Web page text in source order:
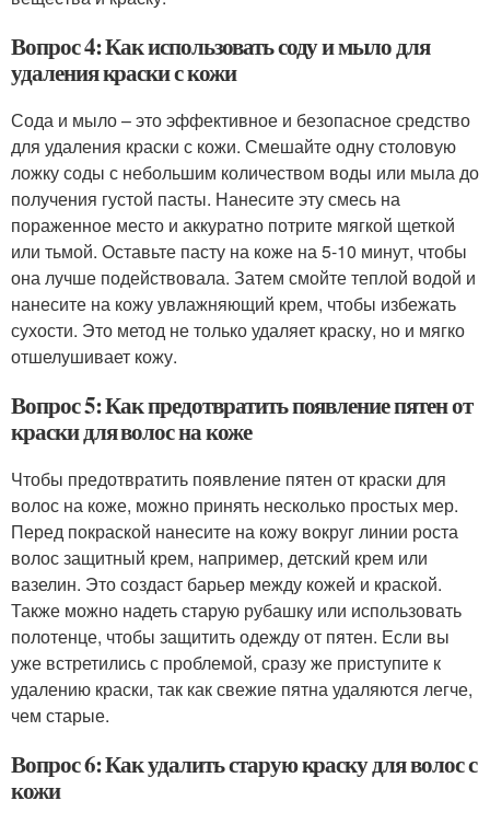
Вопрос 4: Как использовать соду и мыло для
удаления краски с кожи
Сода и мыло – это эффективное и безопасное средство
для удаления краски с кожи. Смешайте одну столовую
ложку соды с небольшим количеством воды или мыла до
получения густой пасты. Нанесите эту смесь на
пораженное место и аккуратно потрите мягкой щеткой
или тьмой. Оставьте пасту на коже на 5-10 минут, чтобы
она лучше подействовала. Затем смойте теплой водой и
нанесите на кожу увлажняющий крем, чтобы избежать
сухости. Это метод не только удаляет краску, но и мягко
отшелушивает кожу.
Вопрос 5: Как предотвратить появление пятен от
краски для волос на коже
Чтобы предотвратить появление пятен от краски для
волос на коже, можно принять несколько простых мер.
Перед покраской нанесите на кожу вокруг линии роста
волос защитный крем, например, детский крем или
вазелин. Это создаст барьер между кожей и краской.
Также можно надеть старую рубашку или использовать
полотенце, чтобы защитить одежду от пятен. Если вы
уже встретились с проблемой, сразу же приступите к
удалению краски, так как свежие пятна удаляются легче,
чем старые.
Вопрос 6: Как удалить старую краску для волос с
кожи